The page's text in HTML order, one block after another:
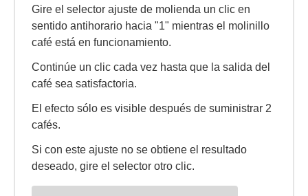
Gire el selector ajuste de molienda un clic en
sentido antihorario hacia "1" mientras el molinillo
café está en funcionamiento.
Continúe un clic cada vez hasta que la salida del
café sea satisfactoria.
El efecto sólo es visible después de suministrar 2
cafés.
Si con este ajuste no se obtiene el resultado
deseado, gire el selector otro clic.